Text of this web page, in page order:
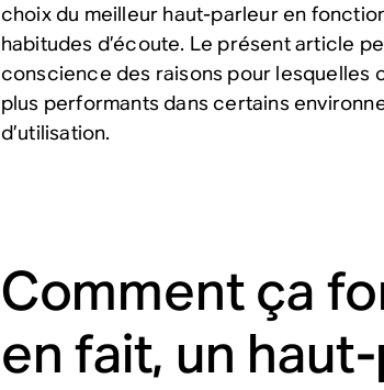
choix du meilleur haut-parleur en
habitudes d’écoute. Le présent article
conscience des raisons pour lesquelles
plus performants dans certains
d’utilisation.
Comment ça
en fait, un